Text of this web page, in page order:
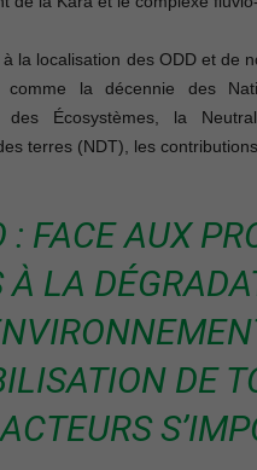
la localisation des ODD et de
comme la décennie des
des Écosystèmes, la
terres (NDT), les contributions.
: FACE AUX
À LA
DE
ACTEURS